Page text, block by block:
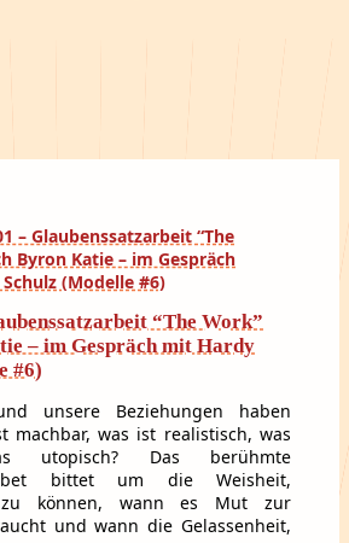
“The Work”
– im Gespräch mit Hardy
#6)
unsere Beziehungen haben
machbar, was ist realistisch, was
utopisch? Das berühmte
bittet um die Weisheit,
zu können, wann es Mut zur
und wann die Gelassenheit,